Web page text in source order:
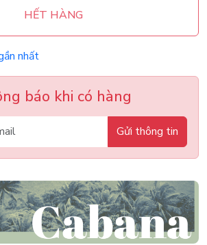
HẾT HÀNG
nhất
báo khi có hàng
Gửi thông tin